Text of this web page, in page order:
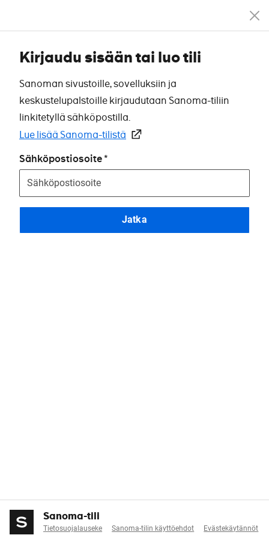
Kirjaudu sisään tai luo tili
Sanoman sivustoille, sovelluksiin ja
keskustelupalstoille kirjaudutaan Sanoma-tiliin
linkitetyllä sähköpostilla.
Lue lisää Sanoma-tilistä
Sähköpostiosoite
Jatka
Sanoma-tili
Tietosuojalauseke Sanoma-tilin käyttöehdot Evästekäytännöt